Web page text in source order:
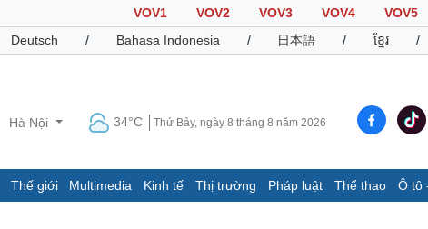
VOV1 VOV2 VOV3 VOV4 VOV5
Deutsch / Bahasa Indonesia / 日本語 / ខ្មែរ /
Hà Nội 34°C Thứ Bảy, ngày 8 tháng 8 năm 2026
Thế giới Multimedia Kinh tế Thị trường Pháp luật Thể thao Ô tô